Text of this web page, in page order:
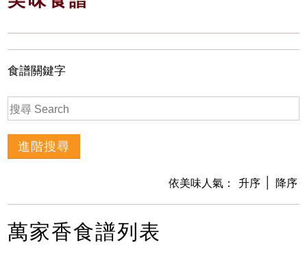
食譜關鍵字
降序
升序
依美味人氣：
萬家香食譜列表